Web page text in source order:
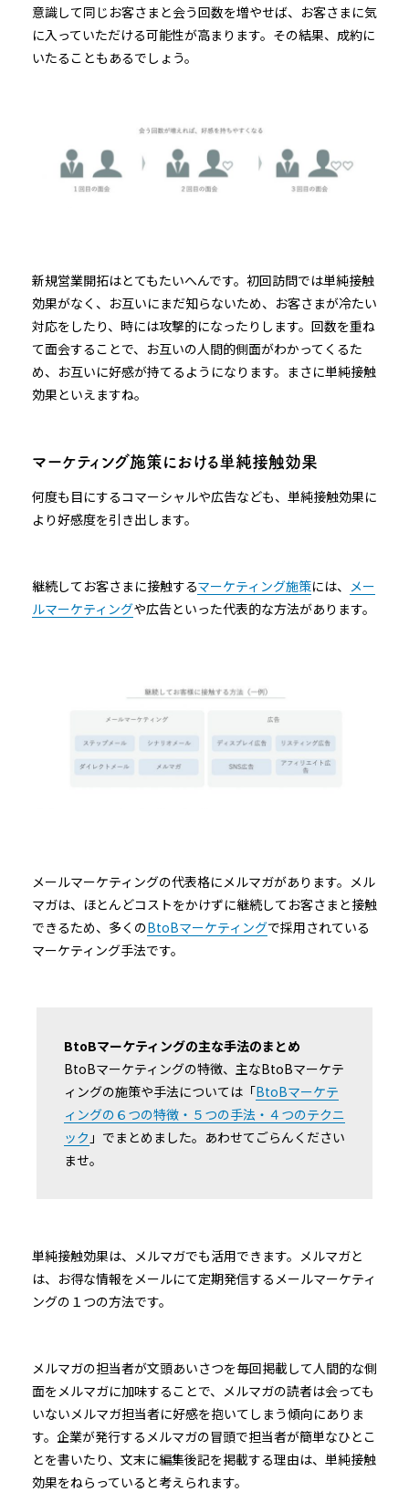
意識して同じお客さまと会う回数を増やせば、お客さまに気
に入っていただける可能性が高まります。その結果、成約に
いたることもあるでしょう。
新規営業開拓はとてもたいへんです。初回訪問では単純接触
効果がなく、お互いにまだ知らないため、お客さまが冷たい
対応をしたり、時には攻撃的になったりします。回数を重ね
て面会することで、お互いの人間的側面がわかってくるた
め、お互いに好感が持てるようになります。まさに単純接触
効果といえますね。
マーケティング施策における単純接触効果
何度も目にするコマーシャルや広告なども、単純接触効果に
より好感度を引き出します。
継続してお客さまに接触するマーケティング施策には、
メー
ルマーケティングや広告といった代表的な方法があります。
メールマーケティングの代表格にメルマガがあります。メル
マガは、ほとんどコストをかけずに継続してお客さまと接触
できるため、多くのBtoBマーケティングで採用されている
マーケティング手法です。
BtoBマーケティングの主な手法のまとめ
BtoBマーケティングの特徴、主なBtoBマーケテ
ィングの施策や手法については「BtoBマーケテ
ィングの６つの特徴・５つの手法・４つのテクニ
ック 」でまとめました。あわせてごらんください
ませ。
単純接触効果は、メルマガでも活用できます。メルマガと
は、お得な情報をメールにて定期発信するメールマーケティ
ングの１つの方法です。
メルマガの担当者が文頭あいさつを毎回掲載して人間的な側
面をメルマガに加味することで、メルマガの読者は会っても
いないメルマガ担当者に好感を抱いてしまう傾向にありま
す。企業が発行するメルマガの冒頭で担当者が簡単なひとこ
とを書いたり、文末に編集後記を掲載する理由は、単純接触
効果をねらっていると考えられます。